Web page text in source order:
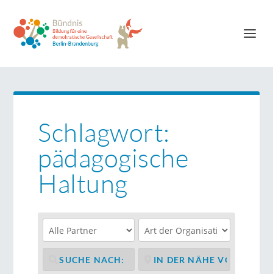
Schlagwort:
pädagogische
Haltung